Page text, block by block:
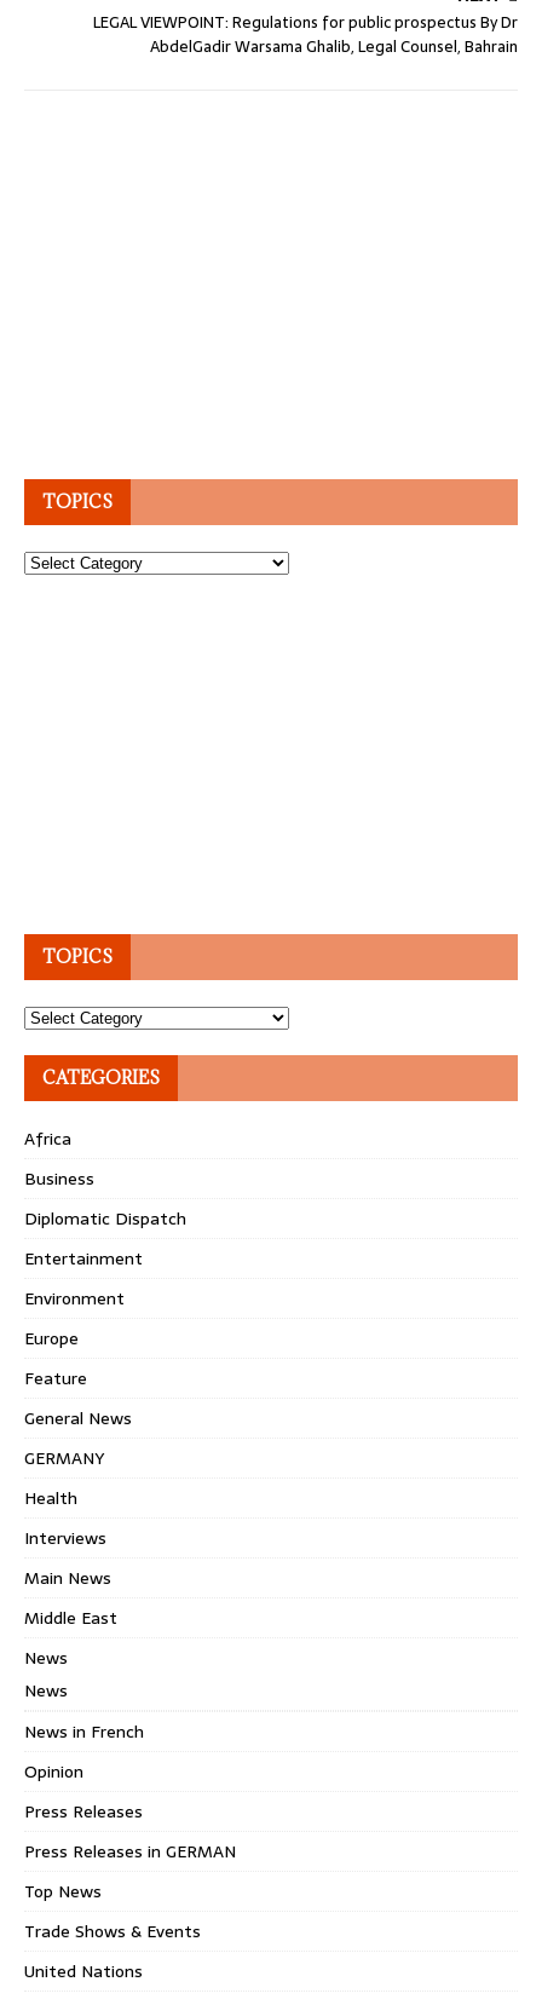
LEGAL VIEWPOINT: Regulations for public prospectus By Dr
AbdelGadir Warsama Ghalib, Legal Counsel, Bahrain
TOPICS
Topics
TOPICS
Topics
CATEGORIES
Africa
Business
Diplomatic Dispatch
Entertainment
Environment
Europe
Feature
General News
GERMANY
Health
Interviews
Main News
Middle East
News
News
News in French
Opinion
Press Releases
Press Releases in GERMAN
Top News
Trade Shows & Events
United Nations